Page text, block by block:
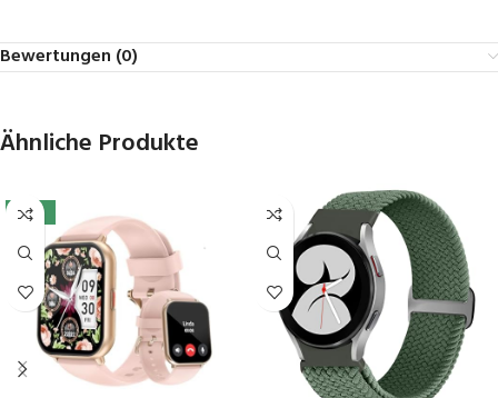
Bewertungen (0)
Ähnliche Produkte
-41%